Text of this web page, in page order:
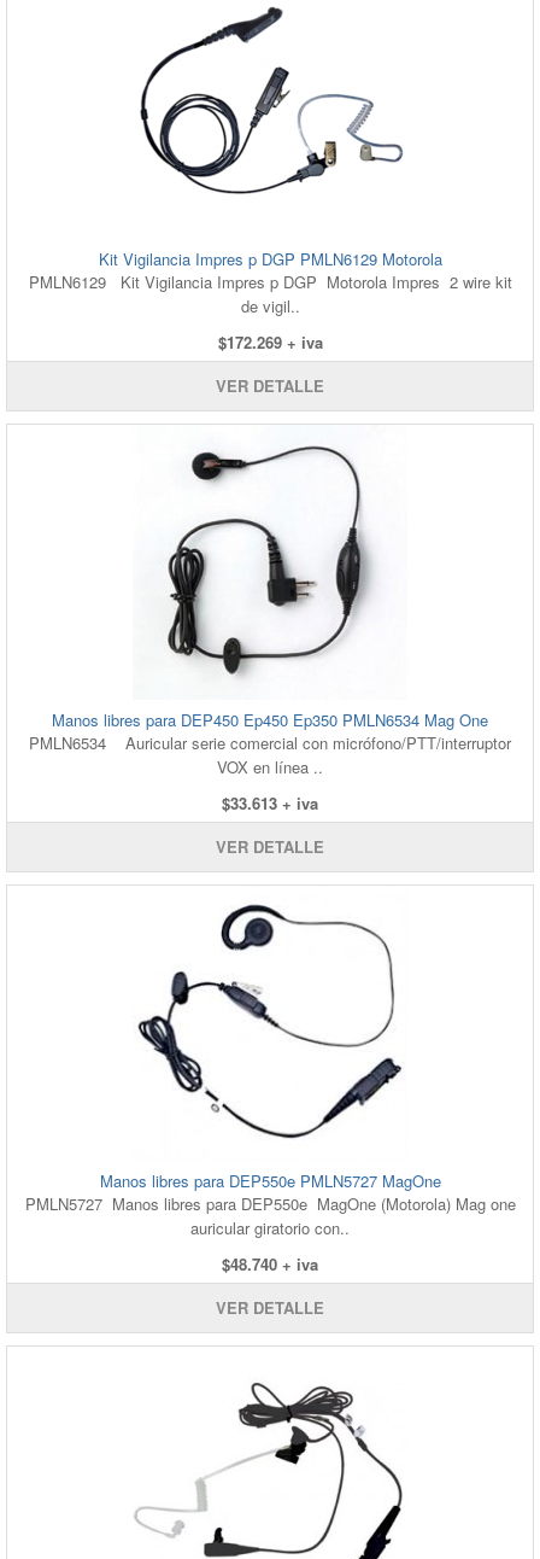
Kit Vigilancia Impres p DGP PMLN6129 Motorola
PMLN6129 Kit Vigilancia Impres p DGP Motorola Impres 2 wire kit
de vigil..
$172.269 + iva
VER DETALLE
Manos libres para DEP450 Ep450 Ep350 PMLN6534 Mag One
PMLN6534 Auricular serie comercial con micrófono/PTT/interruptor
VOX en línea ..
$33.613 + iva
VER DETALLE
Manos libres para DEP550e PMLN5727 MagOne
PMLN5727 Manos libres para DEP550e MagOne (Motorola) Mag one
auricular giratorio con..
$48.740 + iva
VER DETALLE